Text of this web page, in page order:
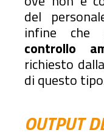
del
infine che
controllo
richiesto
di questo
OUTPUT